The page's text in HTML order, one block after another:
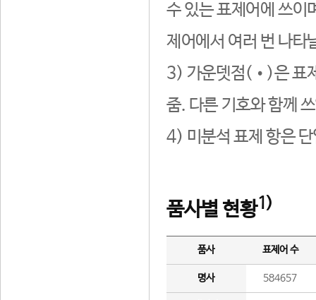
수 있는 표제어에 쓰이
제어에서 여러 번 나타
3) 가운뎃점(•)은 표
줌. 다른 기호와 함께
4) 미분석 표제 항은
품사별 현황1)
품사 표제어 수
명사 584657